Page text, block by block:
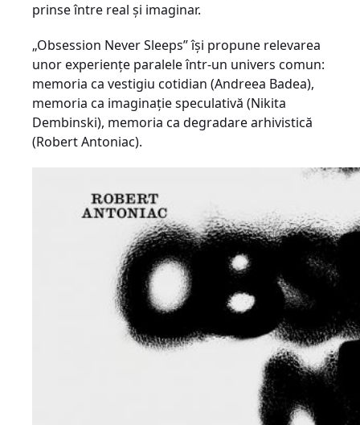
prinse între real și imaginar.
„Obsession Never Sleeps” își propune relevarea
unor experiențe paralele într-un univers comun:
memoria ca vestigiu cotidian (Andreea Badea),
memoria ca imaginație speculativă (Nikita
Dembinski), memoria ca degradare arhivistică
(Robert Antoniac).